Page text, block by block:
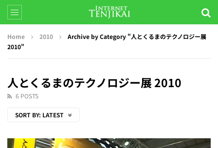
Home 2010
Archive by Category "人とくるまのテクノロジー展
2010"
人とくるまのテクノロジー展 2010
6 POSTS
SORT BY: LATEST